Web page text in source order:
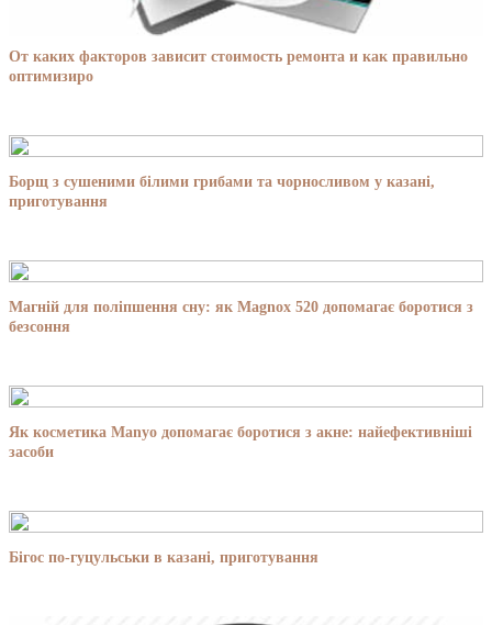
От каких факторов зависит стоимость ремонта и как правильно
оптимизиро
Борщ з сушеними білими грибами та чорносливом у казані,
приготування
Магній для поліпшення сну: як Magnox 520 допомагає боротися з
безсоння
Як косметика Manyo допомагає боротися з акне: найефективніші
засоби
Бігос по-гуцульськи в казані, приготування